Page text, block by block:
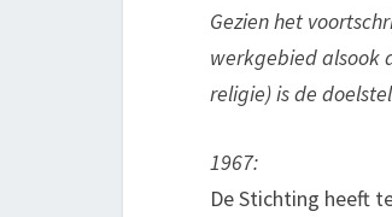
Gezien het
werkgebied alsook
religie) is de
1967:
De Stichting heeft